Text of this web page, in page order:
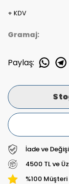
+ KDV
Gramaj:
Paylaş:
İade ve
4500 TL ve
%100